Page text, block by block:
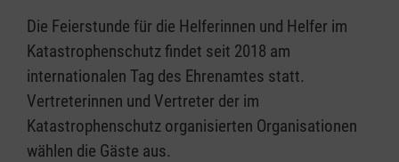
Die Feierstunde für die Helferinnen und Helfer im
Katastrophenschutz findet seit 2018 am
internationalen Tag des Ehrenamtes statt.
Vertreterinnen und Vertreter der im
Katastrophenschutz organisierten Organisationen
wählen die Gäste aus.